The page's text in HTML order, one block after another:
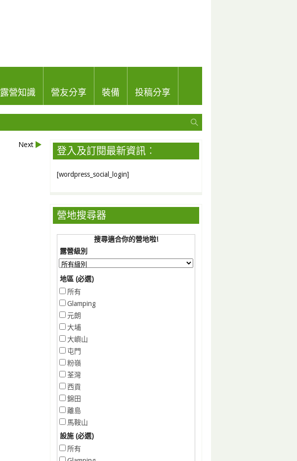
露營知識 營友分享 裝備 投稿分享
Next 登入及訂閱最新資訊︰
[wordpress_social_login]
營地搜尋器
搜尋適合你的營地啦!
露營級別
地區 (必選)
所有
Glamping
元朗
大埔
大嶼山
屯門
粉嶺
荃灣
西貢
錦田
離島
馬鞍山
設施 (必選)
所有